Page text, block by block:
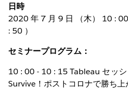
日時
2020 年 7 月 9 日 （木） 10 :
: 50 ）
セミナープログラム：
10 : 00 - 10 : 15 Tableau セッ
Survive！ポストコロナで勝ち